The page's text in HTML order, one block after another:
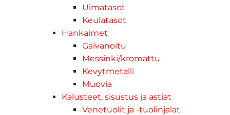
Uimatasot
Keulatasot
Hankaimet
Galvanoitu
Messinki/kromattu
Kevytmetalli
Muovia
Kalusteet, sisustus ja astiat
Venetuolit ja -tuolinjalat